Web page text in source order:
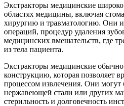
Экстракторы медицинские
областях медицины, включая
хирургию и травматологию. Они
операций, процедур удаления
медицинских вмешательств, где
из тела пациента.
Экстракторы медицинские
конструкцию, которая позволяет
процессом извлечения. Они могут
нержавеющей стали или других
стерильность и долговечность